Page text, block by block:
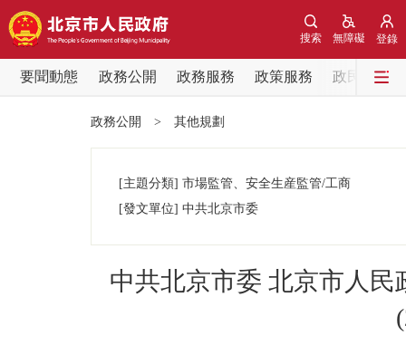
登錄
無障礙
搜索
要聞動態 政務公開 政務服務 政策服務
政民互動
黨中央精神
北京要聞
政務公開 > 其他規劃
[主題分類] 市場監管、安全生産監管/工商
[發文單位] 中共北京市委
中共北京市委 北京市人